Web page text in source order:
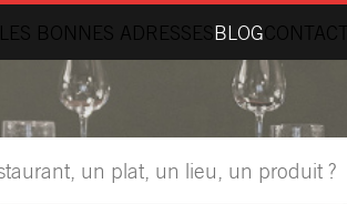
LES BONNES ADRESSESBLOGCONTACT